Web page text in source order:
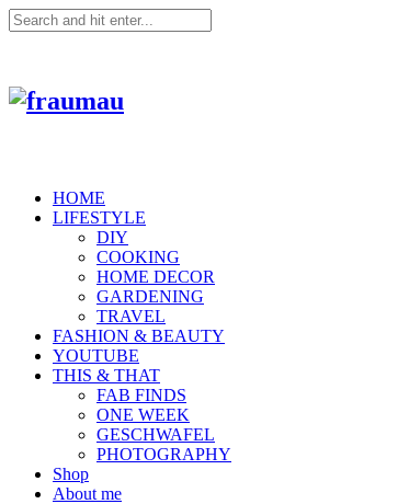
HOME
LIFESTYLE
DIY
COOKING
HOME DECOR
GARDENING
TRAVEL
FASHION & BEAUTY
YOUTUBE
THIS & THAT
FAB FINDS
ONE WEEK
GESCHWAFEL
PHOTOGRAPHY
Shop
About me